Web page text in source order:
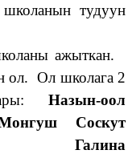
школанын тудуун
ажыткан.
ол. Ол школага 2
Назын-оол
Соскут
Галина